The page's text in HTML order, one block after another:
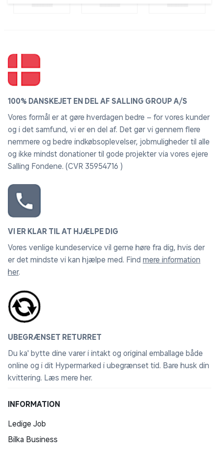
100% DANSKEJET EN DEL AF SALLING GROUP A/S
Vores formål er at gøre hverdagen bedre – for vores kunder
og i det samfund, vi er en del af. Det gør vi gennem flere
nemmere og bedre indkøbsoplevelser, jobmuligheder til alle
og ikke mindst donationer til gode projekter via vores ejere
Salling Fondene. (CVR 35954716 )
VI ER KLAR TIL AT HJÆLPE DIG
Vores venlige kundeservice vil gerne høre fra dig, hvis der
er det mindste vi kan hjælpe med. Find mere information
her.
UBEGRÆNSET RETURRET
Du ka' bytte dine varer i intakt og original emballage både
online og i dit Hypermarked i ubegrænset tid. Bare husk din
kvittering. Læs mere her.
INFORMATION
Ledige Job
Bilka Business